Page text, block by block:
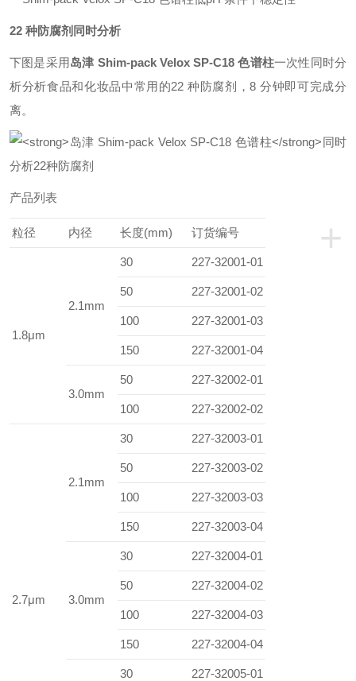
22 种防腐剂同时分析
下图是采用岛津 Shim-pack Velox SP-C18 色谱柱一次性同时分
析分析食品和化妆品中常用的22 种防腐剂，8 分钟即可完成分
离。
产品列表
+
粒径 内径 长度(mm) 订货编号
1.8μm
2.1mm
30 227-32001-01
50 227-32001-02
100 227-32001-03
150 227-32001-04
3.0mm
50 227-32002-01
100 227-32002-02
2.7μm
2.1mm
30 227-32003-01
50 227-32003-02
100 227-32003-03
150 227-32003-04
3.0mm
30 227-32004-01
50 227-32004-02
100 227-32004-03
150 227-32004-04
30 227-32005-01